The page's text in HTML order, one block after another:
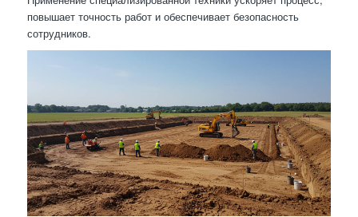
повышает точность работ и обеспечивает безопасность
сотрудников.